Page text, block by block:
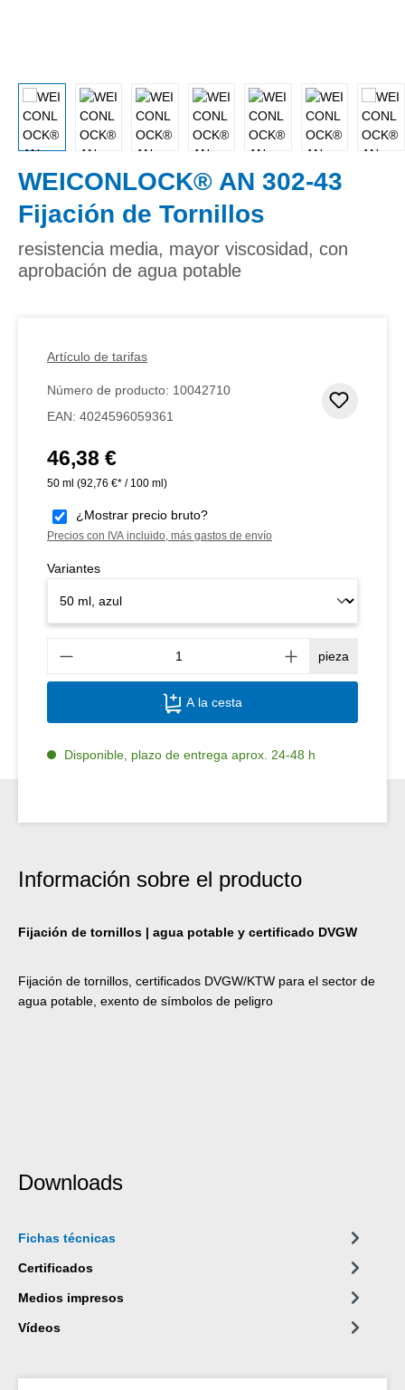
WEICONLOCK® AN 302-43
Fijación de Tornillos
resistencia media, mayor viscosidad, con
aprobación de agua potable
Artículo de tarifas
Número de producto: 10042710
EAN: 4024596059361
Precio normal:
46,38 €
50 ml (92,76 €* / 100 ml)
¿Mostrar precio bruto?
Precios con IVA incluido, más gastos de envío
Variantes
pieza
A la cesta
Disponible, plazo de entrega aprox. 24-48 h
Información sobre el producto
Fijación de tornillos | agua potable y certificado DVGW
Fijación de tornillos, certificados DVGW/KTW para el sector de
agua potable, exento de símbolos de peligro
Downloads
Fichas técnicas
Certificados
Medios impresos
Vídeos